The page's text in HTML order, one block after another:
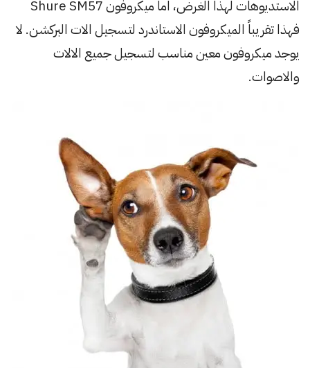
الاستديوهات لهذا الغرض، اما ميكروفون Shure SM57
فهذا تقريباً الميكروفون الاستاندرد لتسجيل الات البركشن. لا
يوجد ميكروفون معين مناسب لتسجيل جميع الالات
والاصوات.